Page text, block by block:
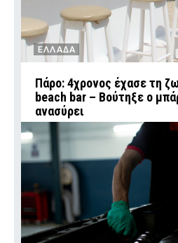
ΕΛΛΑΔΑ
Πάρο: 4χρονος έχασε τη
beach bar – Βούτηξε ο
ανασύρει